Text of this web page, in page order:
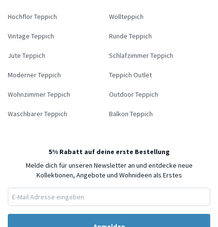
Hochflor Teppich Wollteppich
Vintage Teppich Runde Teppich
Jute Teppich Schlafzimmer Teppich
Moderner Teppich Teppich Outlet
Wohnzimmer Teppich Outdoor Teppich
Waschbarer Teppich Balkon Teppich
5% Rabatt auf deine erste Bestellung
Melde dich für unseren Newsletter an und entdecke neue
Kollektionen, Angebote und Wohnideen als Erstes